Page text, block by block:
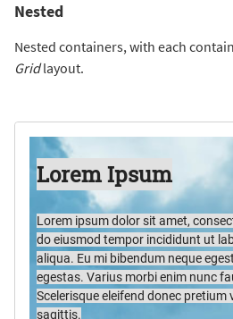
Nested
Nested containers, with each
Gridlayout.
Lorem Ipsum
Lorem ipsum dolor sit amet,
do eiusmod tempor incididunt ut
aliqua. Eu mi bibendum neque
egestas. Varius morbi enim nunc
Scelerisque eleifend donec pretium
sagittis.